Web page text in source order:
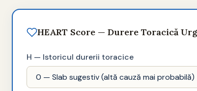
HEART Score — Durere Toracică
H — Istoricul durerii toracice